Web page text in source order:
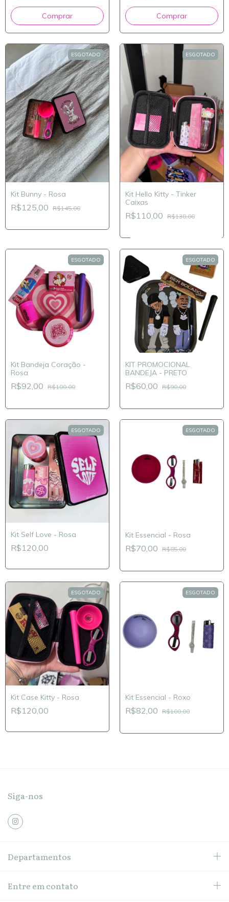
ESGOTADO
Kit Bunny - Rosa
R$125,00 R$145,00
ESGOTADO
Kit Hello Kitty - Tinker
Caixas
R$110,00 R$130,00
ESGOTADO
Kit Bandeja Coração -
Rosa
R$92,00 R$100,00
ESGOTADO
KIT PROMOCIONAL
BANDEJA - PRETO
R$60,00 R$90,00
ESGOTADO
Kit Self Love - Rosa
R$120,00
ESGOTADO
Kit Essencial - Rosa
R$70,00 R$85,00
ESGOTADO
Kit Case Kitty - Rosa
R$120,00
ESGOTADO
Kit Essencial - Roxo
R$82,00 R$100,00
Siga-nos
Departamentos
Entre em contato